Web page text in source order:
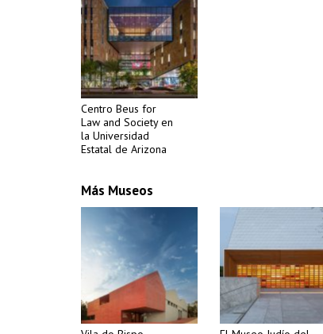
Centro Beus for
Law and Society en
la Universidad
Estatal de Arizona
Más Museos